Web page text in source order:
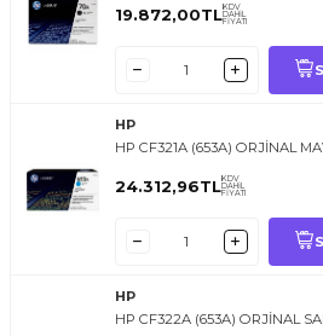
19.872,00TLKDV
DAHİL
FİYATI
HP
HP CF321A (653A) ORJİNAL
24.312,96TLKDV
DAHİL
FİYATI
HP
HP CF322A (653A) ORJİNAL